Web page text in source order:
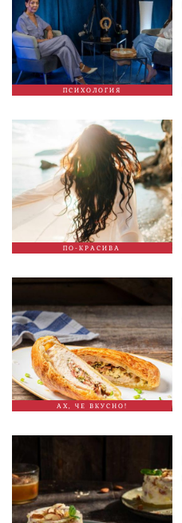
ПСИХОЛОГИЯ
ПО-КРАСИВА
АХ, ЧЕ ВКУСНО!